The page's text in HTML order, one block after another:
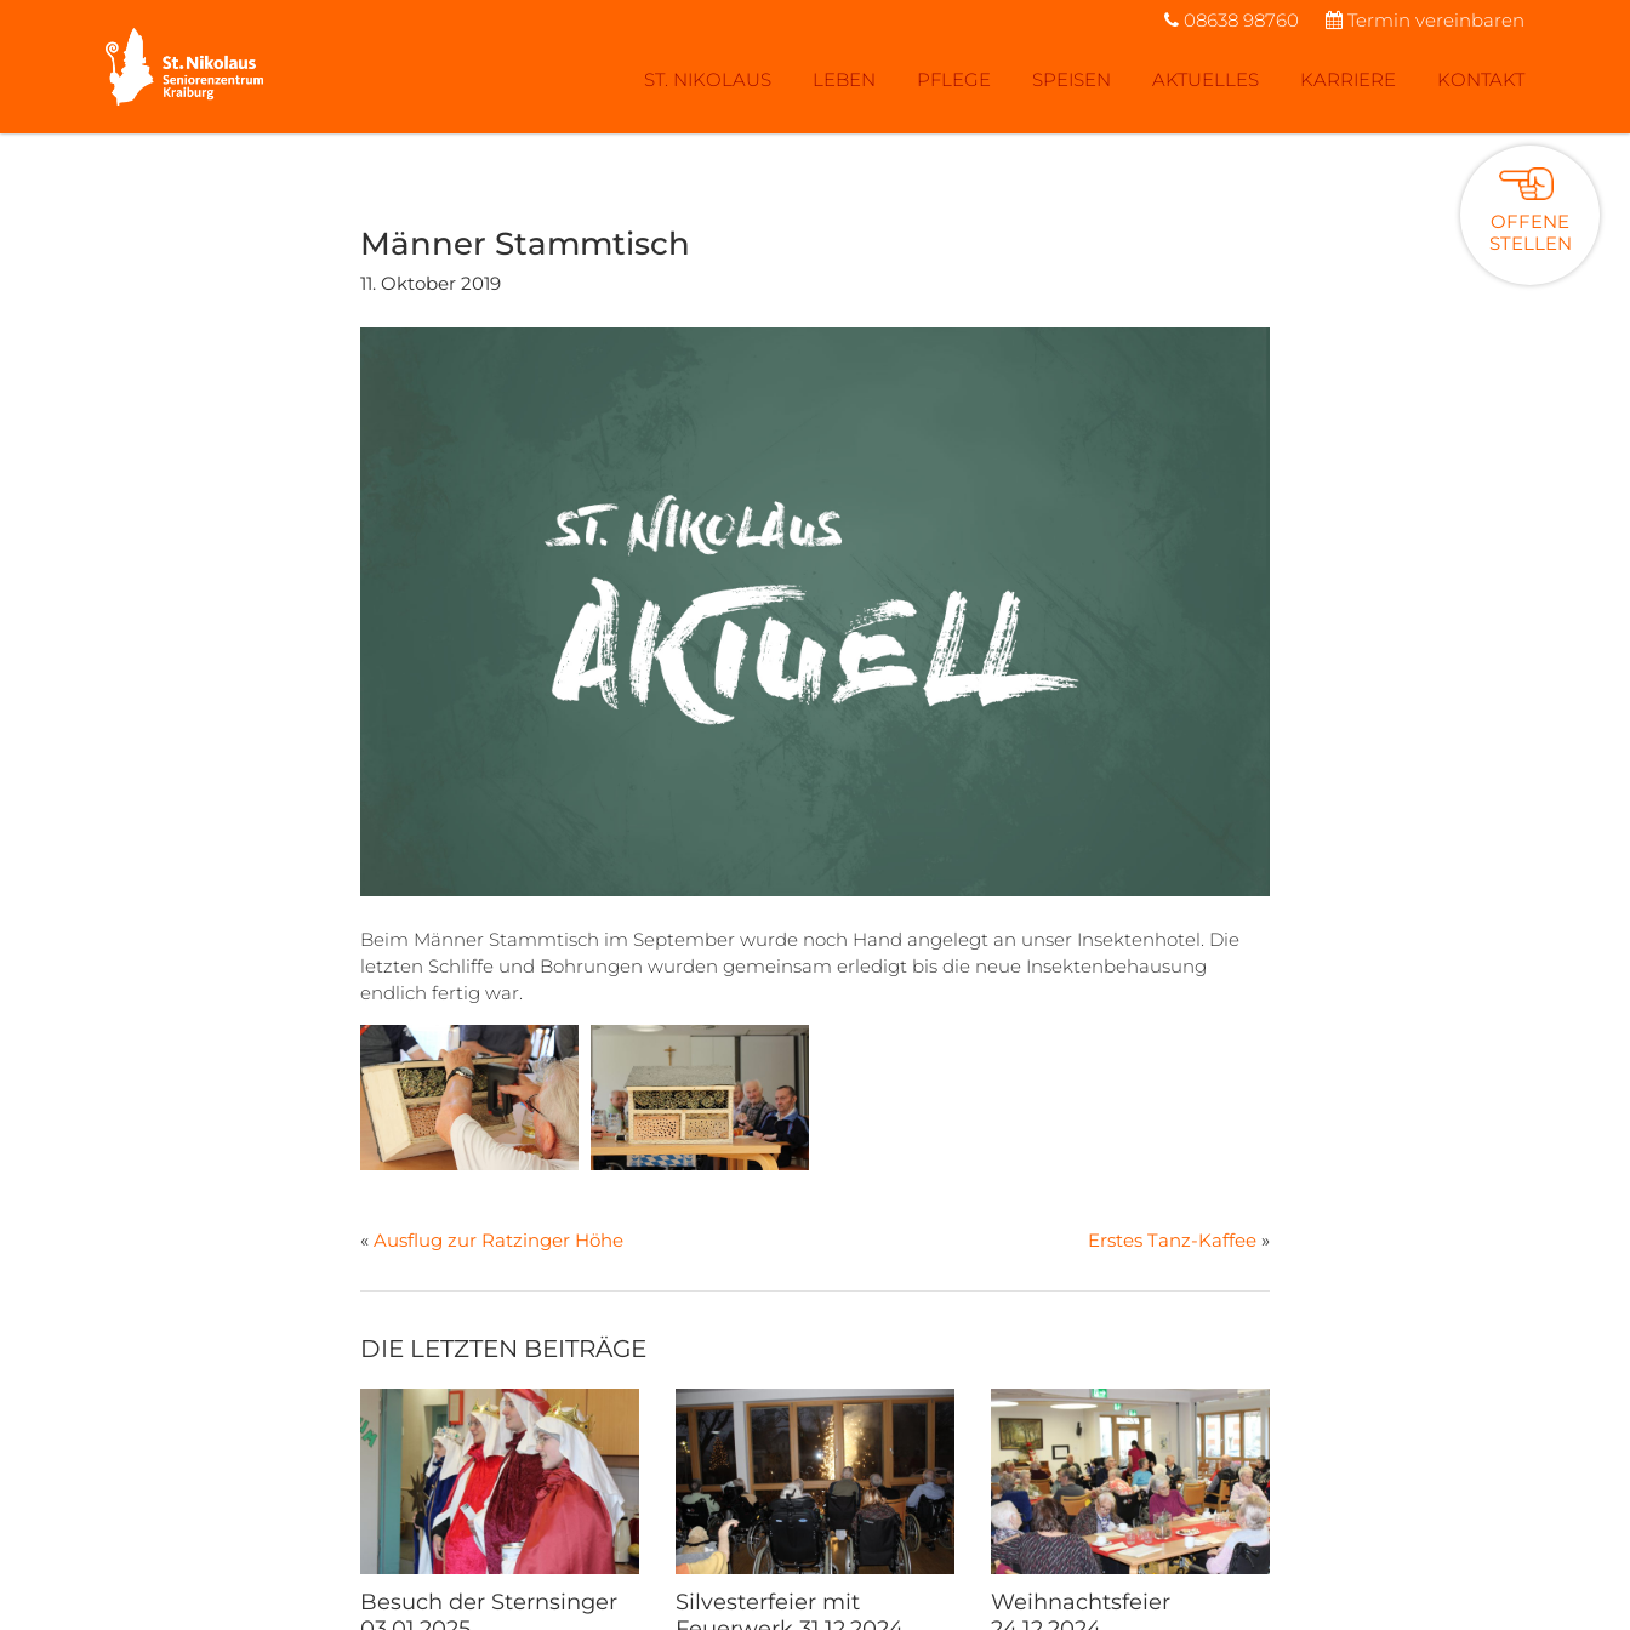
ST. NIKOLAUS LEBEN PFLEGE SPEISEN AKTUELLES KARRIERE KONTAKT
08638 98760 Termin vereinbaren
OFFENE
STELLEN
Männer Stammtisch
11. Oktober 2019
Beim Männer Stammtisch im September wurde noch Hand angelegt an unser Insektenhotel. Die
letzten Schliffe und Bohrungen wurden gemeinsam erledigt bis die neue Insektenbehausung
endlich fertig war.
« Ausflug zur Ratzinger Höhe Erstes Tanz-Kaffee »
DIE LETZTEN BEITRÄGE
Besuch der Sternsinger
Silvesterfeier mit
Weihnachtsfeier